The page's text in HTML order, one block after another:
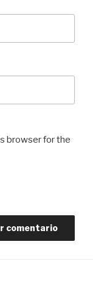
browser for the